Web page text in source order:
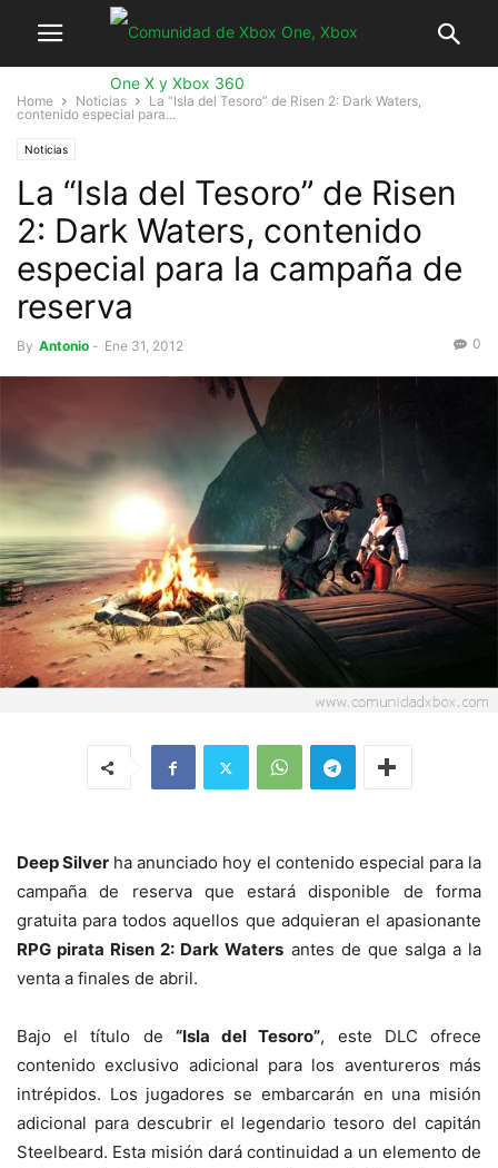
Home Noticias
La “Isla del Tesoro” de Risen 2: Dark Waters,
contenido especial para...
Noticias
La “Isla del Tesoro” de Risen
2: Dark Waters, contenido
especial para la campaña de
reserva
By Antonio - Ene 31, 2012 0
Deep Silver ha anunciado hoy el contenido especial para la
campaña de reserva que estará disponible de forma
gratuita para todos aquellos que adquieran el apasionante
RPG pirata Risen 2: Dark Waters antes de que salga a la
venta a finales de abril.
Bajo el título de “Isla del Tesoro”, este DLC ofrece
contenido exclusivo adicional para los aventureros más
intrépidos. Los jugadores se embarcarán en una misión
adicional para descubrir el legendario tesoro del capitán
Steelbeard. Esta misión dará continuidad a un elemento de